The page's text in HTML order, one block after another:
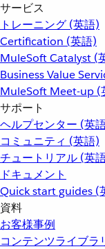
サービス
トレーニング (英語)
Certification (英語)
MuleSoft Catalyst (
Business Value
MuleSoft Meet-up (
サポート
ヘルプセンター (英
コミュニティ (英語)
チュートリアル (英
ドキュメント
Quick start guides (
資料
お客様事例
コンテンツライブラ